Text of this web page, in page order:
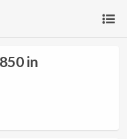
in